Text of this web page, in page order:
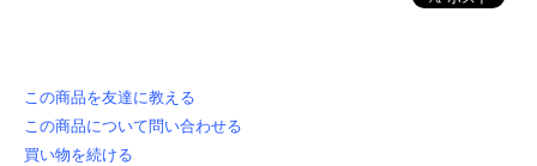
この商品を友達に教える
この商品について問い合わせる
買い物を続ける